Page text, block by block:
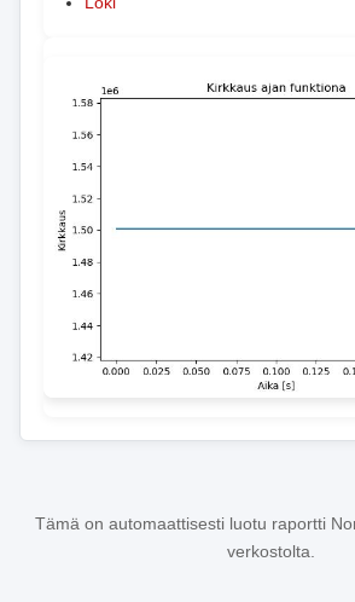
Tämä on automaattisesti luotu raportti
verkostolta.